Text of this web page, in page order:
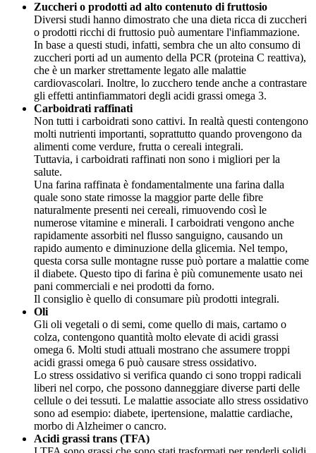
Zuccheri o prodotti ad alto contenuto di fruttosio
Diversi studi hanno dimostrato che una dieta ricca di zuccheri
o prodotti ricchi di fruttosio può aumentare l'infiammazione.
In base a questi studi, infatti, sembra che un alto consumo di
zuccheri porti ad un aumento della PCR (proteina C reattiva),
che è un marker strettamente legato alle malattie
cardiovascolari. Inoltre, lo zucchero tende anche a contrastare
gli effetti antinfiammatori degli acidi grassi omega 3.
Carboidrati raffinati
Non tutti i carboidrati sono cattivi. In realtà questi contengono
molti nutrienti importanti, soprattutto quando provengono da
alimenti come verdure, frutta o cereali integrali.
Tuttavia, i carboidrati raffinati non sono i migliori per la
salute.
Una farina raffinata è fondamentalmente una farina dalla
quale sono state rimosse la maggior parte delle fibre
naturalmente presenti nei cereali, rimuovendo così le
numerose vitamine e minerali. I carboidrati vengono anche
rapidamente assorbiti nel flusso sanguigno, causando un
rapido aumento e diminuzione della glicemia. Nel tempo,
questa corsa sulle montagne russe può portare a malattie come
il diabete. Questo tipo di farina è più comunemente usato nei
pani commerciali e nei prodotti da forno.
Il consiglio è quello di consumare più prodotti integrali.
Oli
Gli oli vegetali o di semi, come quello di mais, cartamo o
colza, contengono quantità molto elevate di acidi grassi
omega 6. Molti studi attuali mostrano che assumere troppi
acidi grassi omega 6 può causare stress ossidativo.
Lo stress ossidativo si verifica quando ci sono troppi radicali
liberi nel corpo, che possono danneggiare diverse parti delle
cellule o dei tessuti. Le malattie associate allo stress ossidativo
sono ad esempio: diabete, ipertensione, malattie cardiache,
morbo di Alzheimer o cancro.
Acidi grassi trans (TFA)